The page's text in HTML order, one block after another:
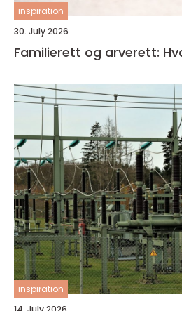
inspiration
30. July 2026
Familierett og arverett:
inspiration